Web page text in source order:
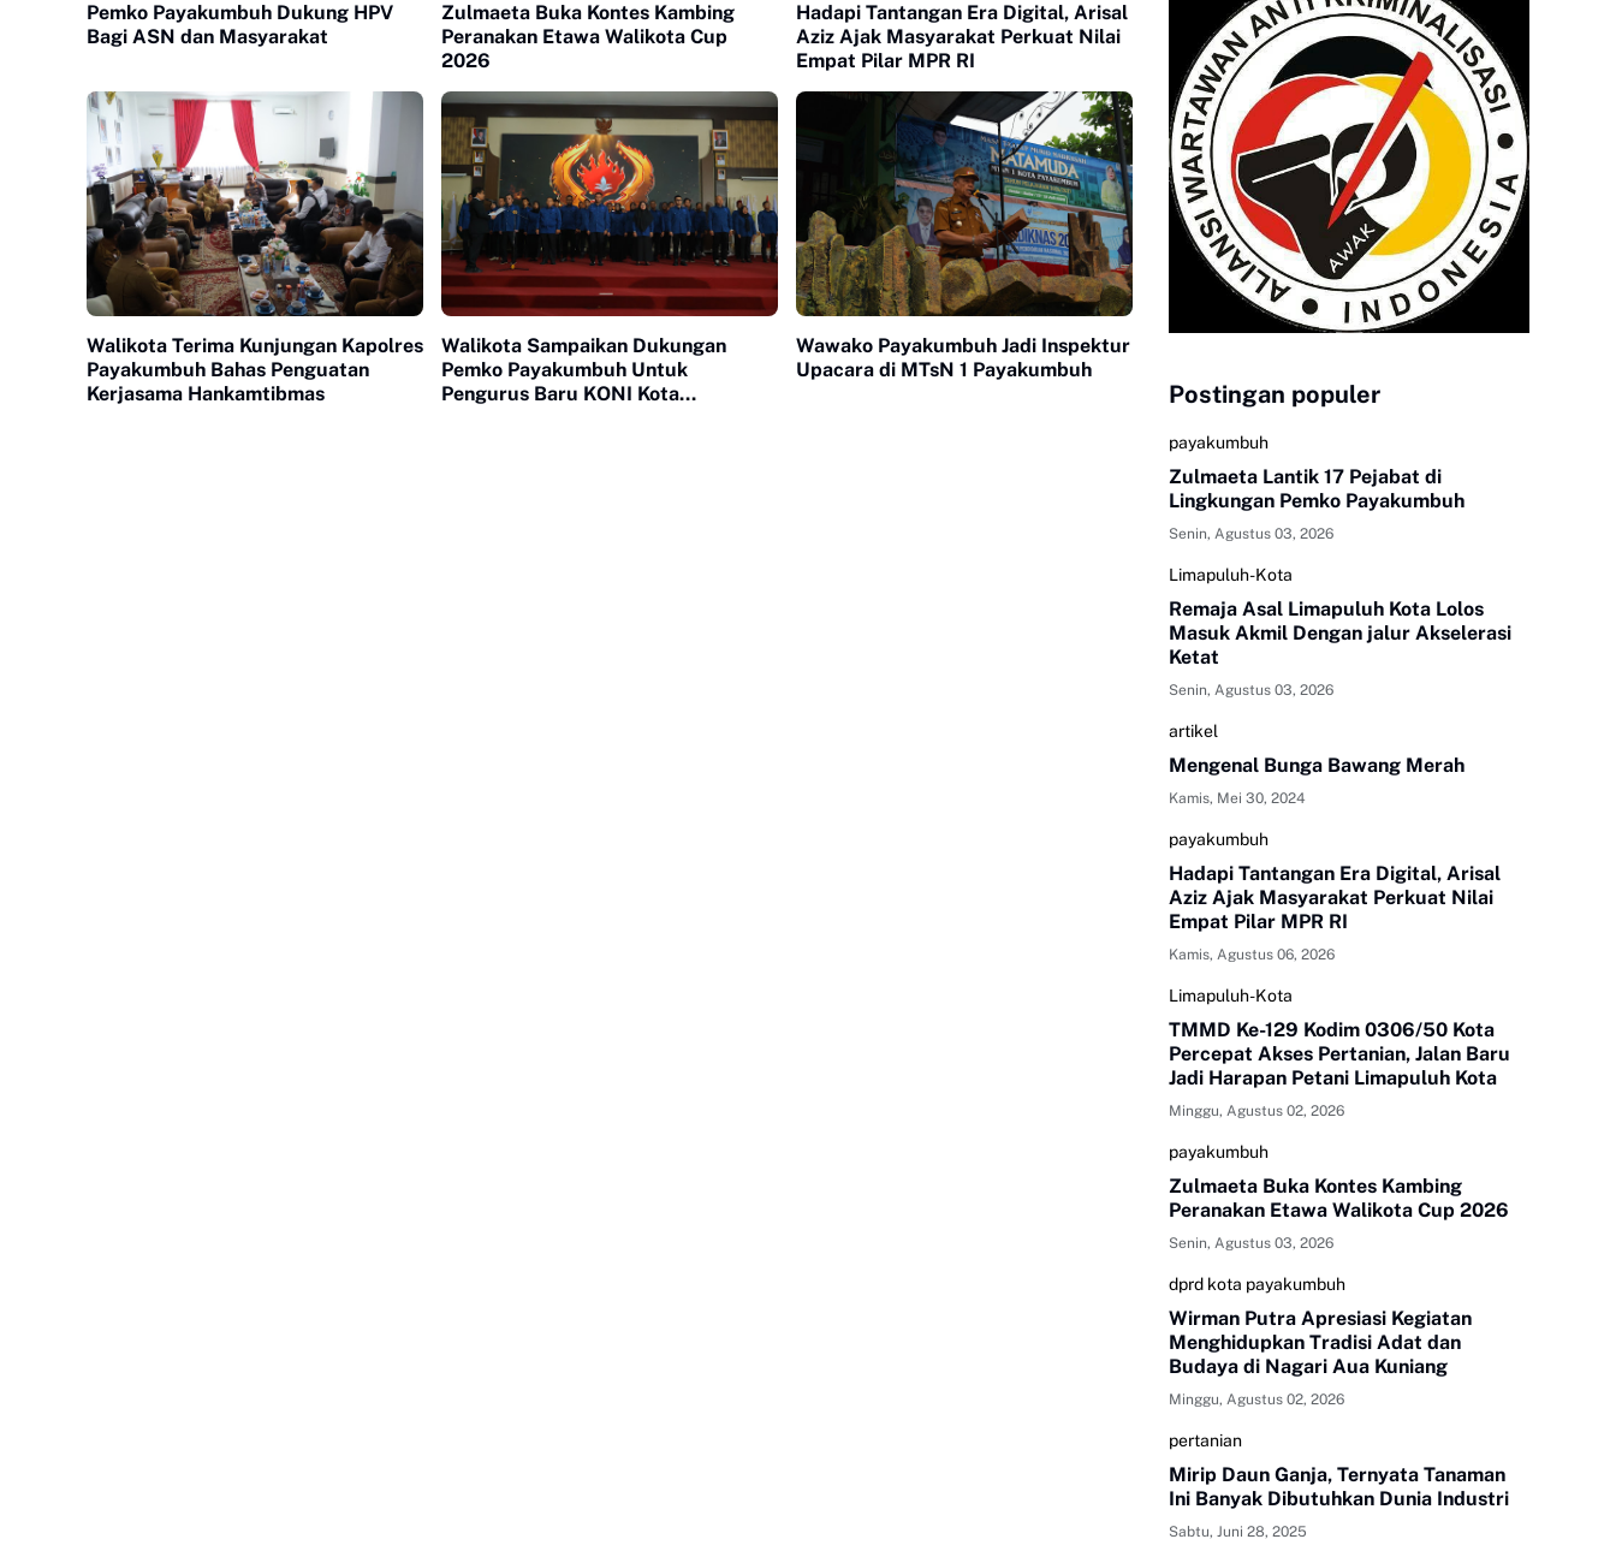
Pemko Payakumbuh Dukung HPV
Bagi ASN dan Masyarakat
Zulmaeta Buka Kontes Kambing
Peranakan Etawa Walikota Cup
2026
Hadapi Tantangan Era Digital, Arisal
Aziz Ajak Masyarakat Perkuat Nilai
Empat Pilar MPR RI
Walikota Terima Kunjungan Kapolres
Payakumbuh Bahas Penguatan
Kerjasama Hankamtibmas
Walikota Sampaikan Dukungan
Pemko Payakumbuh Untuk
Pengurus Baru KONI Kota
Wawako Payakumbuh Jadi Inspektur
Upacara di MTsN 1 Payakumbuh
Postingan populer
payakumbuh
Zulmaeta Lantik 17 Pejabat di
Lingkungan Pemko Payakumbuh
Senin, Agustus 03, 2026
Limapuluh-Kota
Remaja Asal Limapuluh Kota Lolos
Masuk Akmil Dengan jalur Akselerasi
Ketat
Senin, Agustus 03, 2026
artikel
Mengenal Bunga Bawang Merah
Kamis, Mei 30, 2024
payakumbuh
Hadapi Tantangan Era Digital, Arisal
Aziz Ajak Masyarakat Perkuat Nilai
Empat Pilar MPR RI
Kamis, Agustus 06, 2026
Limapuluh-Kota
TMMD Ke-129 Kodim 0306/50 Kota
Percepat Akses Pertanian, Jalan Baru
Jadi Harapan Petani Limapuluh Kota
Minggu, Agustus 02, 2026
payakumbuh
Zulmaeta Buka Kontes Kambing
Peranakan Etawa Walikota Cup 2026
Senin, Agustus 03, 2026
dprd kota payakumbuh
Wirman Putra Apresiasi Kegiatan
Menghidupkan Tradisi Adat dan
Budaya di Nagari Aua Kuniang
Minggu, Agustus 02, 2026
pertanian
Mirip Daun Ganja, Ternyata Tanaman
Ini Banyak Dibutuhkan Dunia Industri
Sabtu, Juni 28, 2025